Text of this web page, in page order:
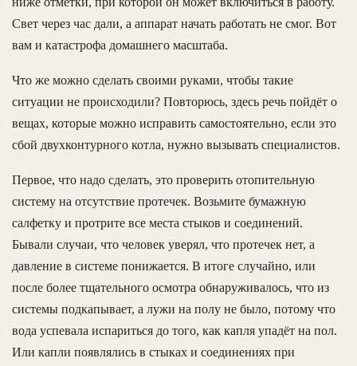
Свет через час дали, а аппарат начать работать не смог. Вот
вам и катастрофа домашнего масштаба.
Что же можно сделать своими руками, чтобы такие
ситуации не происходили? Повторюсь, здесь речь пойдёт о
вещах, которые можно исправить самостоятельно, если это
сбой двухконтурного котла, нужно вызывать специалистов.
Первое, что надо сделать, это проверить отопительную
систему на отсутствие протечек. Возьмите бумажную
салфетку и протрите все места стыков и соединений.
Бывали случаи, что человек уверял, что протечек нет, а
давление в системе понижается. В итоге случайно, или
после более тщательного осмотра обнаруживалось, что из
системы подкапывает, а лужи на полу не было, потому что
вода успевала испариться до того, как капля упадёт на пол.
Или капли появлялись в стыках и соединениях при